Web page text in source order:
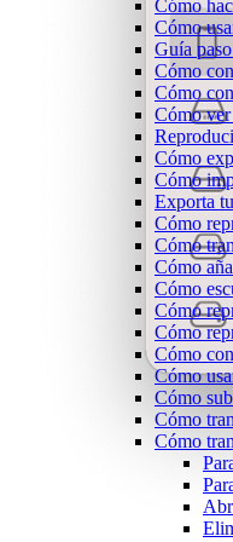
Cómo
Cómo
Guía
Cómo
Cómo
Cómo
Cómo
Cómo
Exporta
Cómo
Cómo
Cómo
Cómo
Cómo
Cómo
Cómo
Cómo
Cómo
Cómo
Cómo